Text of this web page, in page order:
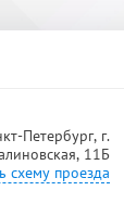
Петербург, г.
11Б
схему проезда